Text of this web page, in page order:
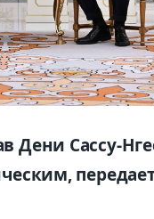
Дени Сассу-